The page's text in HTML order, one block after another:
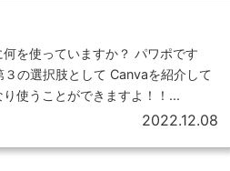
を使っていますか？ パワポです
の選択肢として Canvaを紹介して
使うことができますよ！！...
2022.12.08